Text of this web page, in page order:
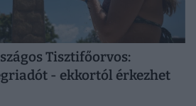
Tisztifőorvos:
- ekkortól érkezhet